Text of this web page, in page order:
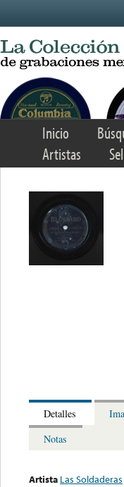
Inicio
Artistas
Detalles
Notas
Artista Las Soldaderas